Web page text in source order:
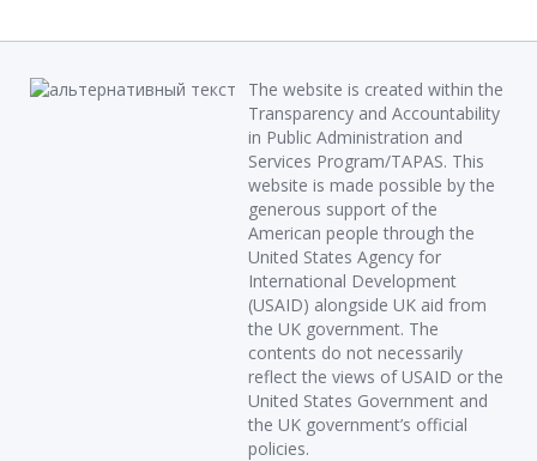
The website is created within the
Transparency and Accountability
in Public Administration and
Services Program/TAPAS. This
website is made possible by the
generous support of the
American people through the
United States Agency for
International Development
(USAID) alongside UK aid from
the UK government. The
contents do not necessarily
reflect the views of USAID or the
United States Government and
the UK government’s official
policies.